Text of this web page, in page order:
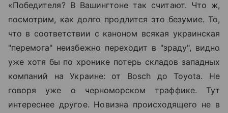
«Победителя? В Вашингтоне так считают. Что ж,
посмотрим, как долго продлится это безумие. То,
что в соответствии с каноном всякая украинская
"перемога" неизбежно переходит в "зраду", видно
уже хотя бы по хронике потерь складов западных
компаний на Украине: от Bosch до Toyota. Не
говоря уже о черноморском траффике. Тут
интереснее другое. Новизна происходящего не в